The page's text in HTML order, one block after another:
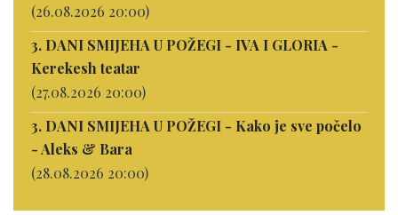
(26.08.2026 20:00)
3. DANI SMIJEHA U POŽEGI - IVA I GLORIA -
Kerekesh teatar
(27.08.2026 20:00)
3. DANI SMIJEHA U POŽEGI - Kako je sve počelo
- Aleks & Bara
(28.08.2026 20:00)